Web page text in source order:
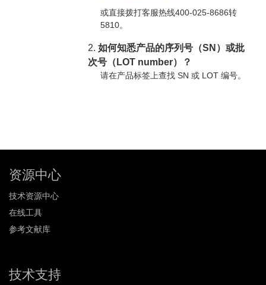
或直接拨打客服热线400-025-8686转
5810。
2.如何知悉产品的序列号（SN）或批
次号（LOT number）？
请在产品标签上查找 SN 或 LOT 编号。
资源中心
技术资源中心
在线工具
参考文献库
技术支持